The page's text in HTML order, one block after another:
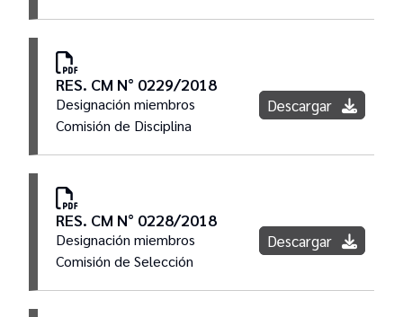
RES. CM N° 0229/2018
Designación miembros
Comisión de Disciplina
Descargar
RES. CM N° 0228/2018
Designación miembros
Comisión de Selección
Descargar